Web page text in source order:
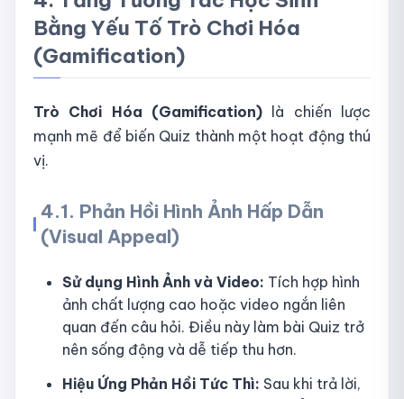
Bằng Yếu Tố Trò Chơi Hóa
(Gamification)
Trò Chơi Hóa (Gamification) là chiến lược
mạnh mẽ để biến Quiz thành một hoạt động thú
vị.
4.1. Phản Hồi Hình Ảnh Hấp Dẫn
(Visual Appeal)
Sử dụng Hình Ảnh và Video: Tích hợp hình
ảnh chất lượng cao hoặc video ngắn liên
quan đến câu hỏi. Điều này làm bài Quiz trở
nên sống động và dễ tiếp thu hơn.
Hiệu Ứng Phản Hồi Tức Thì: Sau khi trả lời,